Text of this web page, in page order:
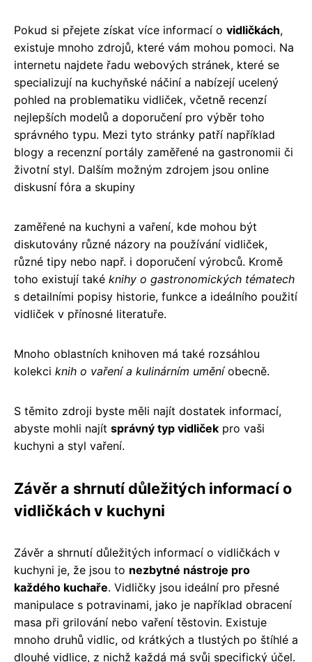
Pokud si přejete získat více informací o vidličkách,
existuje mnoho zdrojů, které vám mohou pomoci. Na
internetu najdete řadu webových stránek, které se
specializují na kuchyňské náčiní a nabízejí ucelený
pohled na problematiku vidliček, včetně recenzí
nejlepších modelů a doporučení pro výběr toho
správného typu. Mezi tyto stránky patří například
blogy a recenzní portály zaměřené na gastronomii či
životní styl. Dalším možným zdrojem jsou online
diskusní fóra a skupiny
zaměřené na kuchyni a vaření, kde mohou být
diskutovány různé názory na používání vidliček,
různé tipy nebo např. i doporučení výrobců. Kromě
toho existují také knihy o gastronomických tématech
s detailními popisy historie, funkce a ideálního použití
vidliček v přínosné literatuře.
Mnoho oblastních knihoven má také rozsáhlou
kolekci knih o vaření a kulinárním uměníobecně.
S těmito zdroji byste měli najít dostatek informací,
abyste mohli najít správný typ vidliček pro vaši
kuchyni a styl vaření.
Závěr a shrnutí důležitých informací o
vidličkách v kuchyni
Závěr a shrnutí důležitých informací o vidličkách v
kuchyni je, že jsou to nezbytné nástroje pro
každého kuchaře. Vidličky jsou ideální pro přesné
manipulace s potravinami, jako je například obracení
masa při grilování nebo vaření těstovin. Existuje
mnoho druhů vidlic, od krátkých a tlustých po štíhlé a
dlouhé vidlice, z nichž každá má svůj specifický účel.